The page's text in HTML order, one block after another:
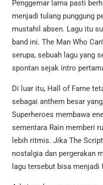
Penggemar lama pasti
menjadi tulang punggung
mustahil absen. Lagu itu
band ini. The Man Who
serupa, sebuah lagu yang
spontan sejak intro
Di luar itu, Hall of Fame
sebagai anthem besar
Superheroes membawa
sementara Rain memberi
lebih ritmis. Jika The
nostalgia dan pergerakan
lagu tersebut bisa